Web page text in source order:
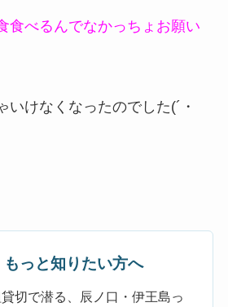
食べるんでなかっちょお願い
いけなくなったのでした(´・
っと知りたい方へ
切で潜る、辰ノ口・伊王島っ